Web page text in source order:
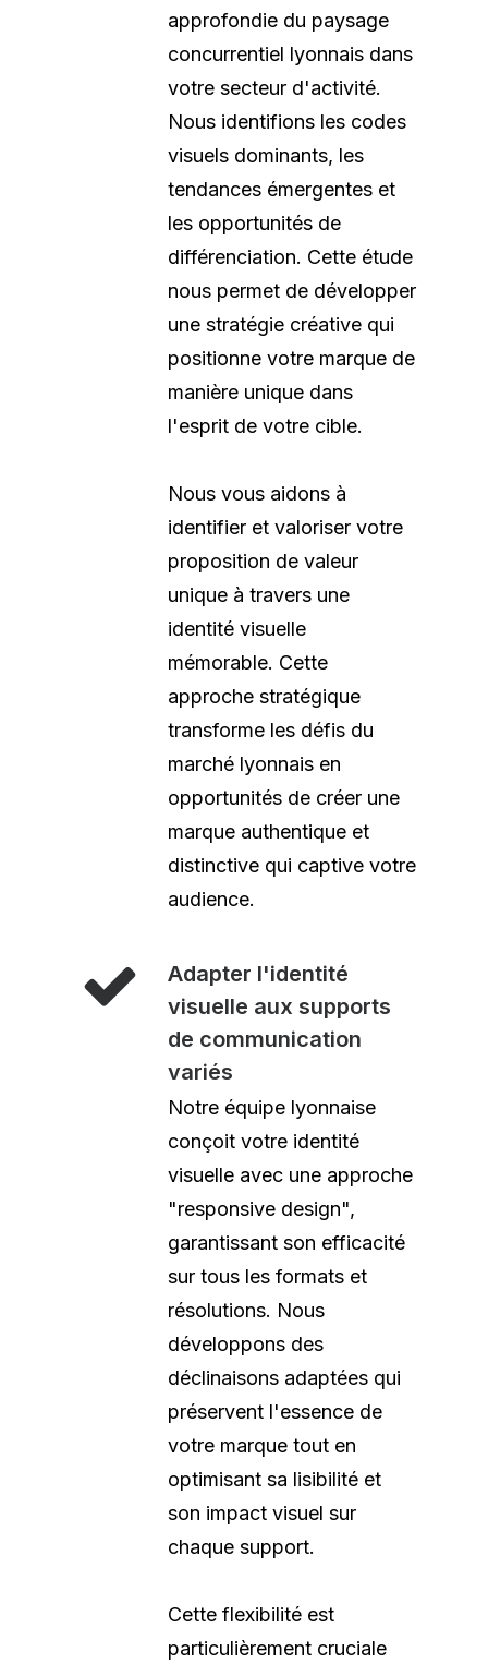
approfondie du paysage
concurrentiel lyonnais dans
votre secteur d'activité.
Nous identifions les codes
visuels dominants, les
tendances émergentes et
les opportunités de
différenciation. Cette étude
nous permet de développer
une stratégie créative qui
positionne votre marque de
manière unique dans
l'esprit de votre cible.
Nous vous aidons à
identifier et valoriser votre
proposition de valeur
unique à travers une
identité visuelle
mémorable. Cette
approche stratégique
transforme les défis du
marché lyonnais en
opportunités de créer une
marque authentique et
distinctive qui captive votre
audience.
Adapter l'identité
visuelle aux supports
de communication
variés
Notre équipe lyonnaise
conçoit votre identité
visuelle avec une approche
"responsive design",
garantissant son efficacité
sur tous les formats et
résolutions. Nous
développons des
déclinaisons adaptées qui
préservent l'essence de
votre marque tout en
optimisant sa lisibilité et
son impact visuel sur
chaque support.
Cette flexibilité est
particulièrement cruciale